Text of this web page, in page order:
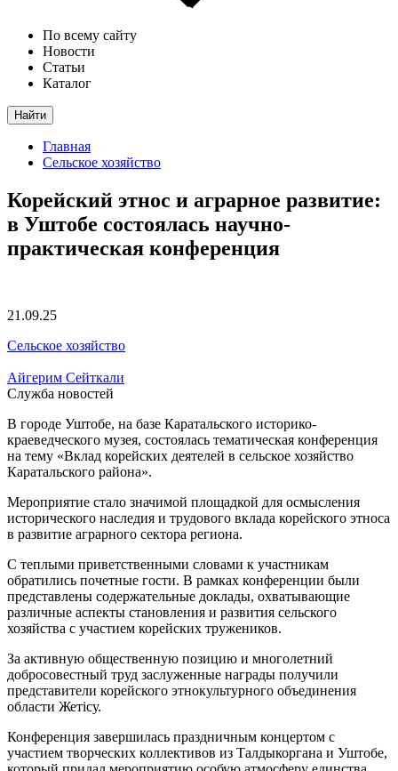
По всему сайту
Новости
Статьи
Каталог
Найти
Главная
Сельское хозяйство
Корейский этнос и аграрное развитие:
в Уштобе состоялась научно-
практическая конференция
21.09.25
Сельское хозяйство
Айгерим Сейткали
Служба новостей
В городе Уштобе, на базе Каратальского историко-
краеведческого музея, состоялась тематическая конференция
на тему «Вклад корейских деятелей в сельское хозяйство
Каратальского района».
Мероприятие стало значимой площадкой для осмысления
исторического наследия и трудового вклада корейского этноса
в развитие аграрного сектора региона.
С теплыми приветственными словами к участникам
обратились почетные гости. В рамках конференции были
представлены содержательные доклады, охватывающие
различные аспекты становления и развития сельского
хозяйства с участием корейских тружеников.
За активную общественную позицию и многолетний
добросовестный труд заслуженные награды получили
представители корейского этнокультурного объединения
области Жетісу.
Конференция завершилась праздничным концертом с
участием творческих коллективов из Талдыкоргана и Уштобе,